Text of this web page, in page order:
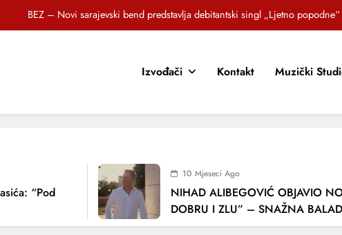
BEZ – Novi sarajevski bend predstavlja debitantski singl „Ljetno popodne“
HOR SUNCOKRETI KROZ PJESMU POZVALI MALIŠANE NA DOBRE NAVIKE
HOR SUNCOKRETI KROZ PJESMU POZVALI MALIŠANE NA DOBRE NAVIKE
Izvođači Kontakt Muzički
“Pod
10 Mjeseci Ago
NIHAD ALIBEGOVIĆ OBJAVIO
DOBRU I ZLU” – SNAŽNA BALADA
LJUBAVI I VREMENU KOJE NAS